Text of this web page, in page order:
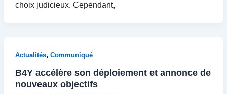
choix judicieux. Cependant,
Actualités, Communiqué
B4Y accélère son déploiement et annonce de
nouveaux objectifs